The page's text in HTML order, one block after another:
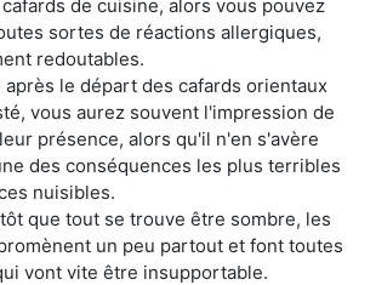
de cuisine, alors vous pouvez
sortes de réactions allergiques,
redoutables.
après le départ des cafards orientaux
vous aurez souvent l'impression de
présence, alors qu'il n'en s'avère
des conséquences les plus terribles
nuisibles.
que tout se trouve être sombre, les
un peu partout et font toutes
vont vite être insupportable.